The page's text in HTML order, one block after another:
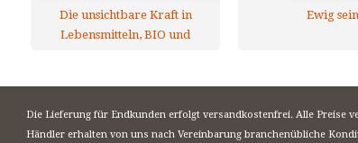
Die unsichtbare Kraft in
Lebensmitteln, BIO und
Ewig sein
Die Lieferung für Endkunden erfolgt versandkostenfrei. Alle Preise
Händler erhalten von uns nach Vereinbarung branchenübliche